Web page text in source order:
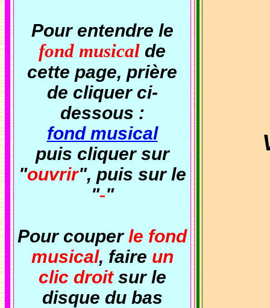
Pour entendre le
fond musical de
cette page, prière
de cliquer ci-
dessous :
fond musical
puis cliquer sur
"ouvrir", puis sur le
"-"
Pour couper le fond
musical, faire un
clic droitsur le
disque du bas